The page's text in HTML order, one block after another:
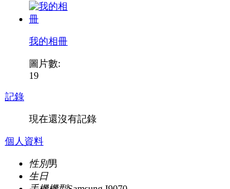
我的相冊
圖片數:
19
記錄
現在還沒有記錄
個人資料
性別男
生日